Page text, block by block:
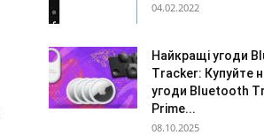
04.02.2022
Найкращі угоди
Tracker: Купуйте
угоди Bluetooth
Prime...
08.10.2025